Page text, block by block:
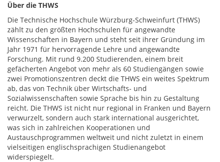
Über die THWS
Die Technische Hochschule Würzburg-Schweinfurt (THWS)
zählt zu den größten Hochschulen für angewandte
Wissenschaften in Bayern und steht seit ihrer Gründung im
Jahr 1971 für hervorragende Lehre und angewandte
Forschung. Mit rund 9.200 Studierenden, einem breit
gefächerten Angebot von mehr als 60 Studiengängen sowie
zwei Promotionszentren deckt die THWS ein weites Spektrum
ab, das von Technik über Wirtschafts- und
Sozialwissenschaften sowie Sprache bis hin zu Gestaltung
reicht. Die THWS ist nicht nur regional in Franken und Bayern
verwurzelt, sondern auch stark international ausgerichtet,
was sich in zahlreichen Kooperationen und
Austauschprogrammen weltweit und nicht zuletzt in einem
vielseitigen englischsprachigen Studienangebot
widerspiegelt.